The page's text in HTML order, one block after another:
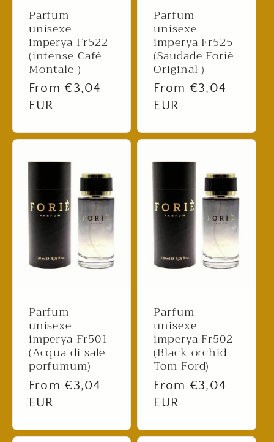
Parfum
unisexe
imperya Fr522
(intense Café
Montale )
Regular
price
From €3,04
EUR
Parfum
unisexe
imperya Fr525
(Saudade Foriè
Original )
Regular
price
From €3,04
EUR
Parfum
unisexe
imperya Fr501
(Acqua di sale
porfumum)
Regular
price
From €3,04
EUR
Parfum
unisexe
imperya Fr502
(Black orchid
Tom Ford)
Regular
price
From €3,04
EUR